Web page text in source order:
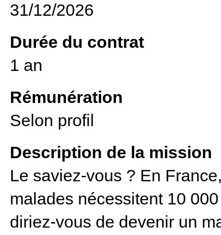
31/12/2026
Durée du contrat
1 an
Rémunération
Selon profil
Description de la mission
Le saviez-vous ? En
malades nécessitent 10
diriez-vous de devenir un